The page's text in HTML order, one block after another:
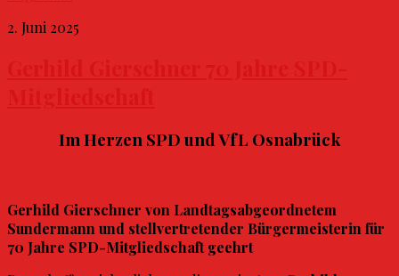
2. Juni 2025
Im Herzen SPD und VfL Osnabrück
Gerhild Gierschner von Landtagsabgeordnetem
Sundermann und stellvertretender Bürgermeisterin für
70 Jahre SPD-Mitgliedschaft geehrt